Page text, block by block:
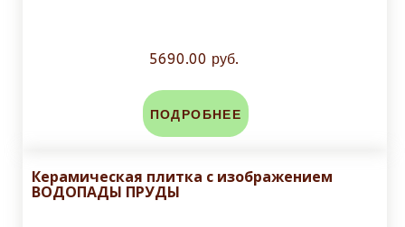
5690.00 руб.
ПОДРОБНЕЕ
Керамическая плитка с изображением
ВОДОПАДЫ ПРУДЫ